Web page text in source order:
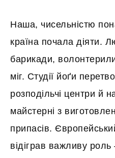
Наша, чисельністю
країна почала діяти.
барикади,
міг. Студії йоґи
розподільчі центри й
майстерні з
припасів.
відіграв важливу